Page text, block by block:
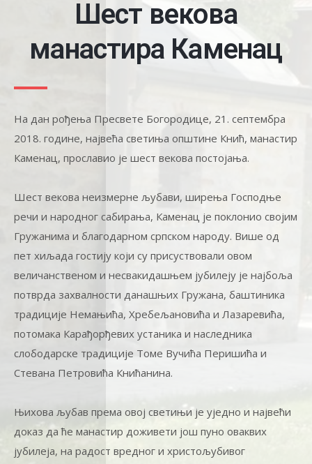
Шест векова
манастира Каменац
На дан рођења Пресвете Богородице, 21. септембра
2018. године, највећа светиња општине Кнић, манастир
Каменац, прославио је шест векова постојања.
Шест векова неизмерне љубави, ширења Господње
речи и народног сабирања, Каменац је поклонио својим
Гружанима и благодарном српском народу. Више од
пет хиљада гостију који су присуствовали овом
величанственом и несвакидашњем јубилеју је најбоља
потврда захвалности данашњих Гружана, баштиника
традиције Немањића, Хребељановића и Лазаревића,
потомака Карађорђевих устаника и наследника
слободарске традиције Томе Вучића Перишића и
Стевана Петровића Книћанина.
Њихова љубав према овој светињи је уједно и највећи
доказ да ће манастир доживети још пуно оваквих
јубилеја, на радост вредног и христољубивог